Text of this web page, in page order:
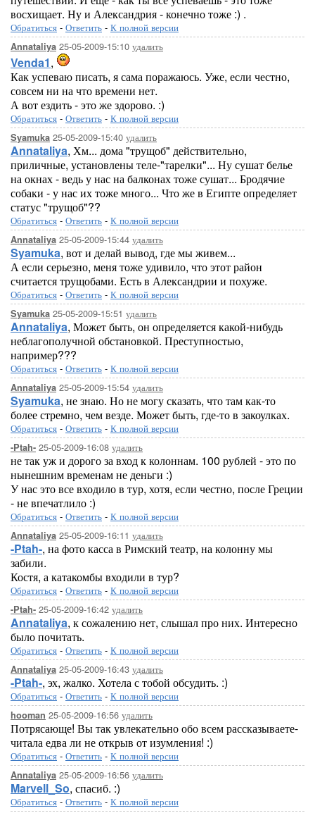
восхищает. Ну и Александрия - конечно тоже :) .
Обратиться - Ответить - К полной версии
Annataliya 25-05-2009-15:10 удалить
Venda1,
Как успеваю писать, я сама поражаюсь. Уже, если честно,
совсем ни на что времени нет.
А вот ездить - это же здорово. :)
Обратиться - Ответить - К полной версии
Syamuka 25-05-2009-15:40 удалить
Annataliya, Хм... дома "трущоб" действительно,
приличные, установлены теле-"тарелки"... Ну сушат белье
на окнах - ведь у нас на балконах тоже сушат... Бродячие
собаки - у нас их тоже много... Что же в Египте определяет
статус "трущоб"??
Обратиться - Ответить - К полной версии
Annataliya 25-05-2009-15:44 удалить
Syamuka, вот и делай вывод, где мы живем...
А если серьезно, меня тоже удивило, что этот район
считается трущобами. Есть в Александрии и похуже.
Обратиться - Ответить - К полной версии
Syamuka 25-05-2009-15:51 удалить
Annataliya, Может быть, он определяется какой-нибудь
неблагополучной обстановкой. Преступностью,
например???
Обратиться - Ответить - К полной версии
Annataliya 25-05-2009-15:54 удалить
Syamuka, не знаю. Но не могу сказать, что там как-то
более стремно, чем везде. Может быть, где-то в закоулках.
Обратиться - Ответить - К полной версии
-Ptah- 25-05-2009-16:08 удалить
не так уж и дорого за вход к колоннам. 100 рублей - это по
нынешним временам не деньги :)
У нас это все входило в тур, хотя, если честно, после Греции
- не впечатлило :)
Обратиться - Ответить - К полной версии
Annataliya 25-05-2009-16:11 удалить
-Ptah-, на фото касса в Римский театр, на колонну мы
забили.
Костя, а катакомбы входили в тур?
Обратиться - Ответить - К полной версии
-Ptah- 25-05-2009-16:42 удалить
Annataliya, к сожалению нет, слышал про них. Интересно
было почитать.
Обратиться - Ответить - К полной версии
Annataliya 25-05-2009-16:43 удалить
-Ptah-, эх, жалко. Хотела с тобой обсудить. :)
Обратиться - Ответить - К полной версии
hooman 25-05-2009-16:56 удалить
Потрясающе! Вы так увлекательно обо всем рассказываете-
читала едва ли не открыв от изумления! :)
Обратиться - Ответить - К полной версии
Annataliya 25-05-2009-16:56 удалить
Marvell_So, спасиб. :)
Обратиться - Ответить - К полной версии